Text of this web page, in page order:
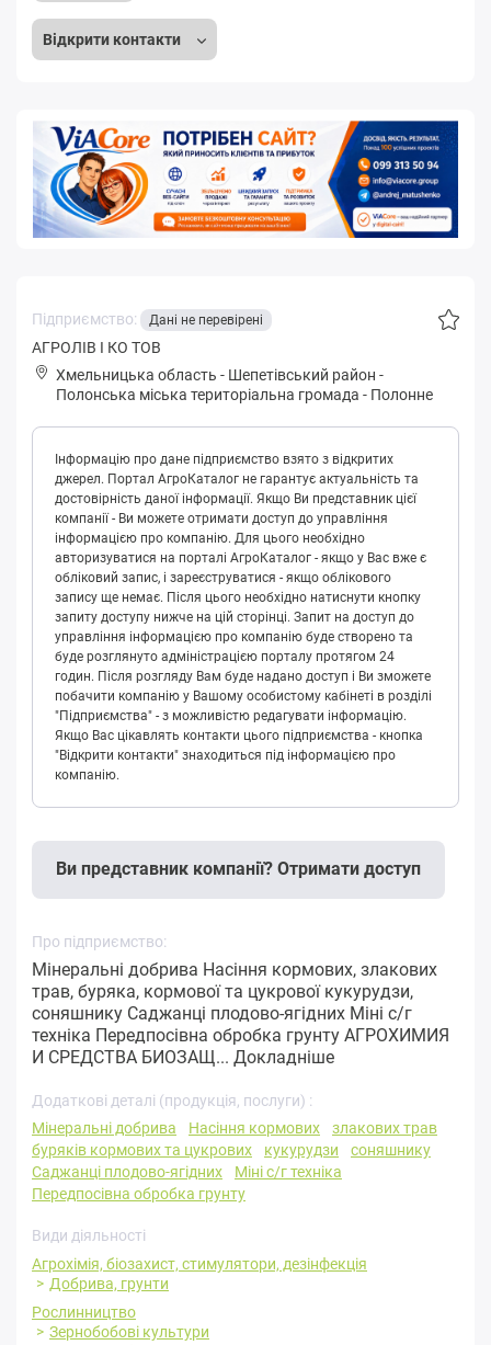
Відкрити контакти
Підприємство: Дані не перевірені
АГРОЛІВ І КО ТОВ
Хмельницька область - Шепетівський район -
Пoлoнськa міська територіальна громада - Полонне
Інформацію про дане підприємство взято з відкритих
джерел. Портал АгроКаталог не гарантує актуальність та
достовірність даної інформації. Якщо Ви представник цієї
компанії - Ви можете отримати доступ до управління
інформацією про компанію. Для цього необхідно
авторизуватися на порталі АгроКаталог - якщо у Вас вже є
обліковий запис, і зареєструватися - якщо облікового
запису ще немає. Після цього необхідно натиснути кнопку
запиту доступу нижче на цій сторінці. Запит на доступ до
управління інформацією про компанію буде створено та
буде розглянуто адміністрацією порталу протягом 24
годин. Після розгляду Вам буде надано доступ і Ви зможете
побачити компанію у Вашому особистому кабінеті в розділі
"Підприємства" - з можливістю редагувати інформацію.
Якщо Вас цікавлять контакти цього підприємства - кнопка
"Відкрити контакти" знаходиться під інформацією про
компанію.
Ви представник компанії? Отримати доступ
Про підприємство:
Мінеральні добрива Насіння кормових, злакових
трав, буряка, кормової та цукрової кукурудзи,
соняшнику Саджанці плодово-ягідних Міні с/г
техніка Передпосівна обробка грунту АГРОХИМИЯ
И СРЕДСТВА БИОЗАЩ... Докладніше
Додаткові деталі (продукція, послуги) :
Мінеральні добрива
Насіння кормових
злакових трав
буряків кормових та цукрових
кукурудзи
соняшнику
Саджанці плодово-ягідних
Міні с/г техніка
Передпосівна обробка грунту
Види діяльності
Агрохімія, біозахист, стимулятори, дезінфекція
Добрива, грунти
Рослинництво
Зернобобові культури